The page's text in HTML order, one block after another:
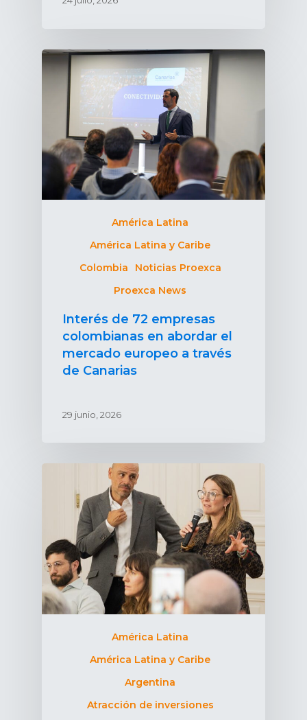
América Latina
América Latina y Caribe
Colombia
Noticias Proexca
Proexca News
Interés de 72 empresas
colombianas en abordar el
mercado europeo a través
de Canarias
29 junio, 2026
América Latina
América Latina y Caribe
Argentina
Atracción de inversiones